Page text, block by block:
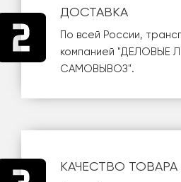
ДОСТАВКА
По всей России,
компанией "ДЕЛОВЫЕ
САМОВЫВОЗ".
КАЧЕСТВО ТОВАРА